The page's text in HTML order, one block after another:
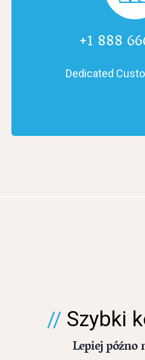
+1 888
Dedicated
Szybki
Lepiej późno